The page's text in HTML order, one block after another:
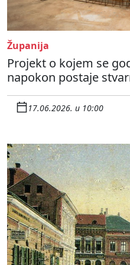
Županija
Projekt o kojem se
napokon postaje
17.06.2026. u 10:00